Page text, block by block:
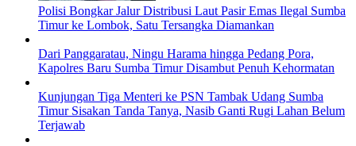
Polisi Bongkar Jalur Distribusi Laut Pasir Emas Ilegal Sumba
Timur ke Lombok, Satu Tersangka Diamankan
Dari Panggaratau, Ningu Harama hingga Pedang Pora,
Kapolres Baru Sumba Timur Disambut Penuh Kehormatan
Kunjungan Tiga Menteri ke PSN Tambak Udang Sumba
Timur Sisakan Tanda Tanya, Nasib Ganti Rugi Lahan Belum
Terjawab